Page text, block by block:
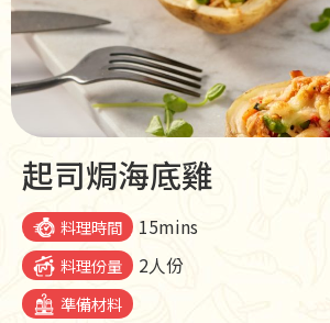
起司焗海底雞
料理時間 15mins
料理份量 2人份
準備材料